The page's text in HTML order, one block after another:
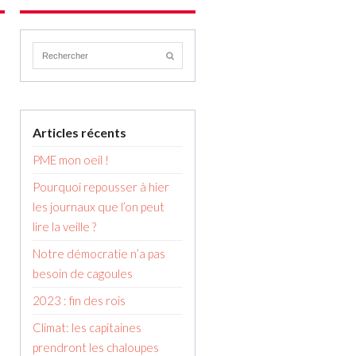
Articles récents
PME mon oeil !
Pourquoi repousser à hier
les journaux que l’on peut
lire la veille ?
Notre démocratie n’a pas
besoin de cagoules
2023 : fin des rois
Climat: les capitaines
prendront les chaloupes